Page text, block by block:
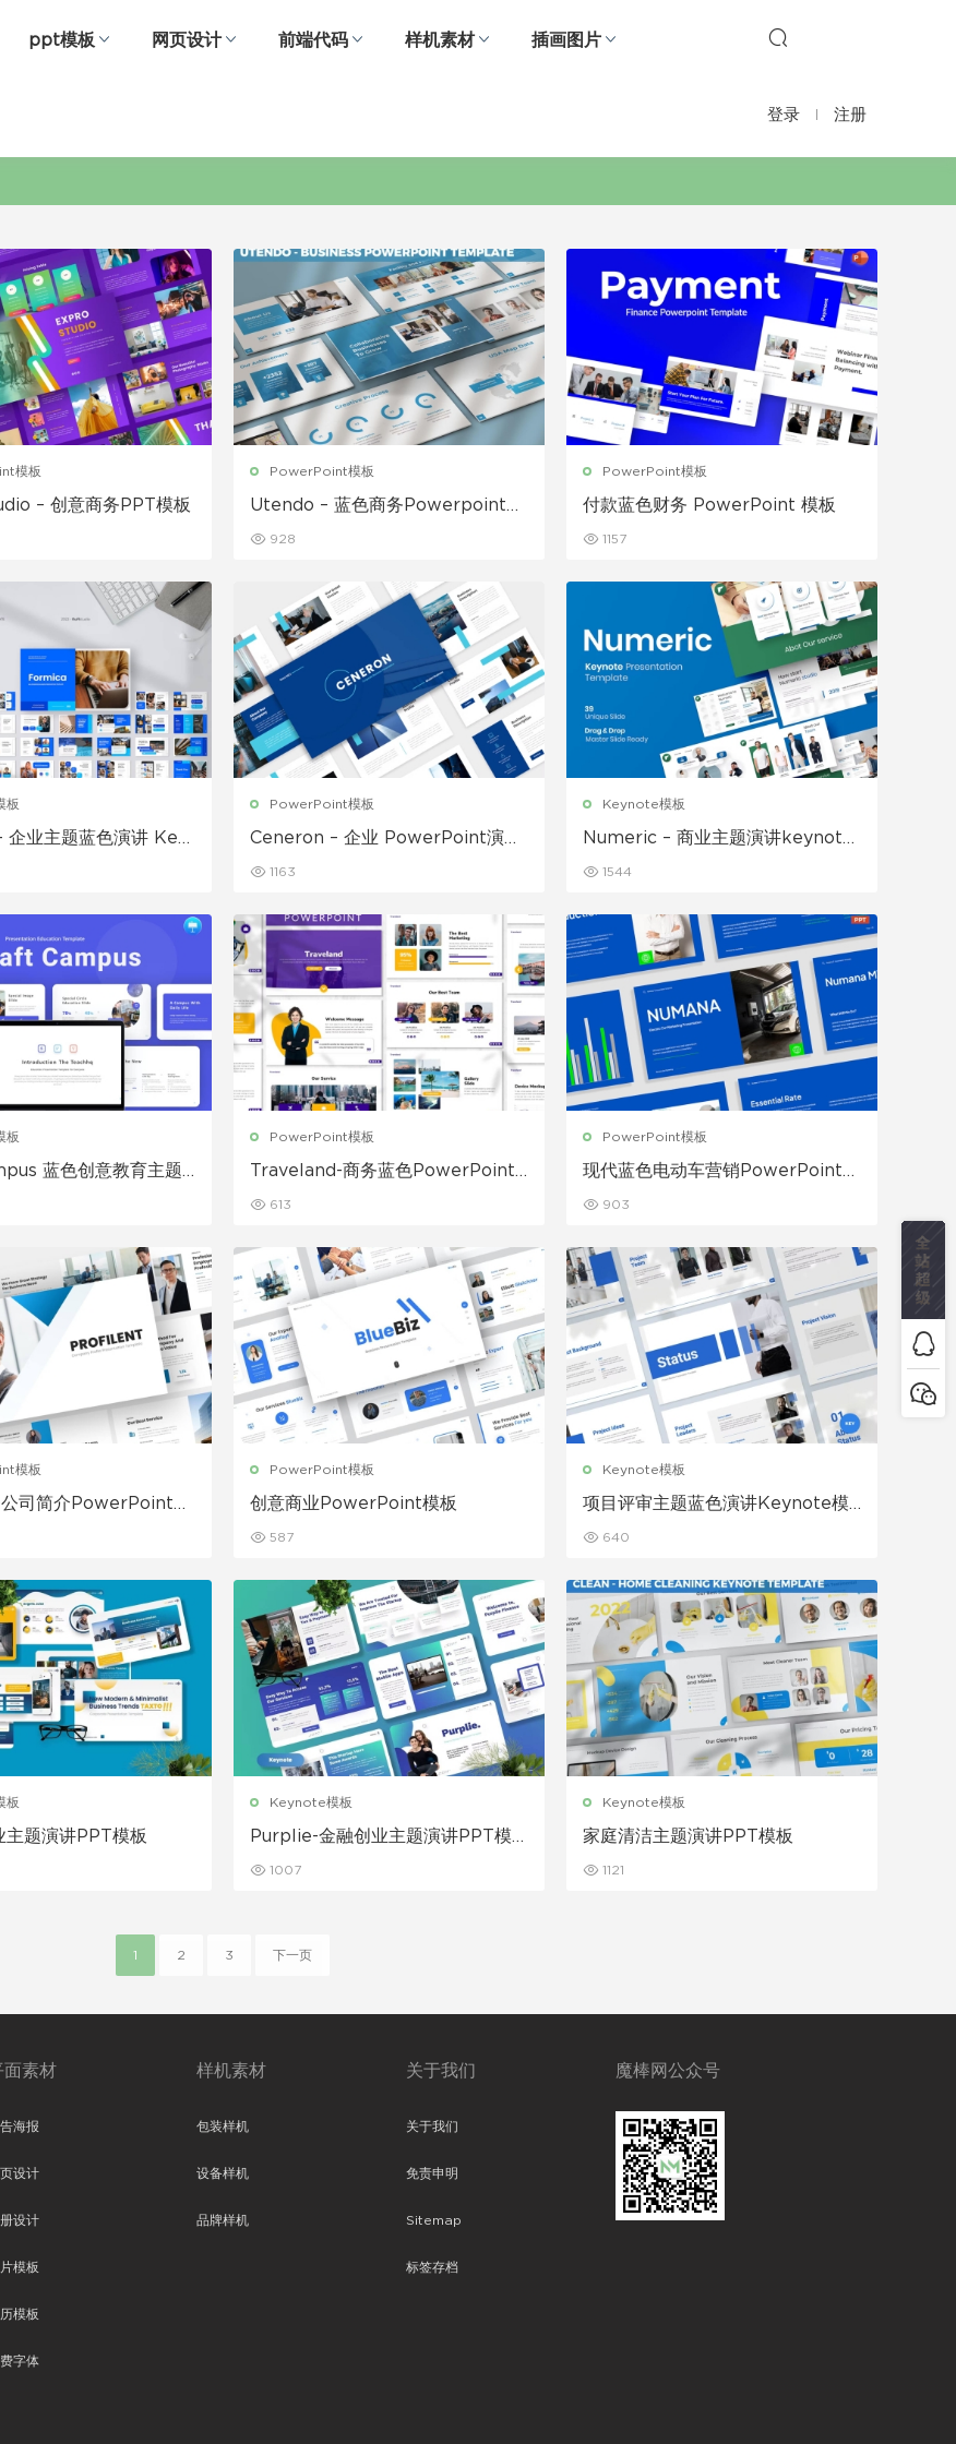
ppt模板 网页设计 前端代码 样机素材 插画图片
登录 注册
模板
– 创意商务PPT模板
PowerPoint模板
Utendo – 蓝色商务Powerpoint模
928
PowerPoint模板
付款蓝色财务 PowerPoint 模板
1157
板
企业主题蓝色演讲 Key
PowerPoint模板
Ceneron – 企业 PowerPoint演示
1163
Keynote模板
Numeric – 商业主题演讲keynote
1544
板
蓝色创意教育主题
PowerPoint模板
Traveland-商务蓝色PowerPoint
613
PowerPoint模板
现代蓝色电动车营销PowerPoint演
903
模板
司简介PowerPoint模
PowerPoint模板
创意商业PowerPoint模板
587
Keynote模板
项目评审主题蓝色演讲Keynote模
640
板
题演讲PPT模板
Keynote模板
Purplie-金融创业主题演讲PPT模
1007
Keynote模板
家庭清洁主题演讲PPT模板
1121
1 2 3 下一页
面素材
海报
设计
设计
模板
模板
字体
样机素材
包装样机
设备样机
品牌样机
关于我们
关于我们
免责申明
Sitemap
标签存档
魔棒网公众号